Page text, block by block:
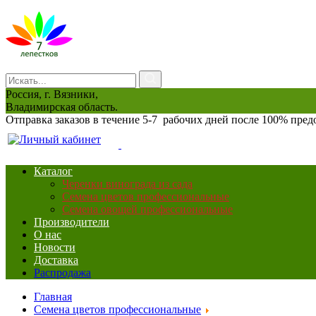
Россия, г. Вязники,
Владимирская область.
Отправка заказов в течение 5-7 рабочих дней после 100%
Каталог
Черенки винограда из сада
Семена цветов профессиональные
Семена овощей профессиональные
Производители
О нас
Новости
Доставка
Распродажа
Главная
Семена цветов профессиональные